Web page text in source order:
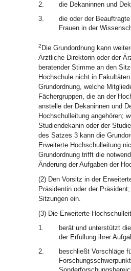
2.
die Dekaninnen und
3.
die oder der
Frauen in der
2 Die Grundordnung kann
Ärztliche Direktorin oder der
beratender Stimme an den
Hochschule nicht in
Grundordnung, welche
Fächergruppen, die an der
anstelle der Dekaninnen und
Hochschulleitung angehören;
Studiendekanin oder der
des Satzes 3 kann die
Erweiterte Hochschulleitung
Grundordnung trifft die
Änderung der Aufgaben der
(2) Den Vorsitz in der
Präsidentin oder der
Sitzungen ein.
(3) Die Erweiterte
1.
berät und unterstützt
der Erfüllung ihrer
2.
beschließt Vorschläge